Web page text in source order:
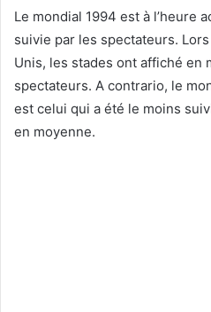
Le mondial 1994 est à l’heure
suivie par les spectateurs.
Unis, les stades ont affiché en
spectateurs. A contrario, le
est celui qui a été le moins
en moyenne.